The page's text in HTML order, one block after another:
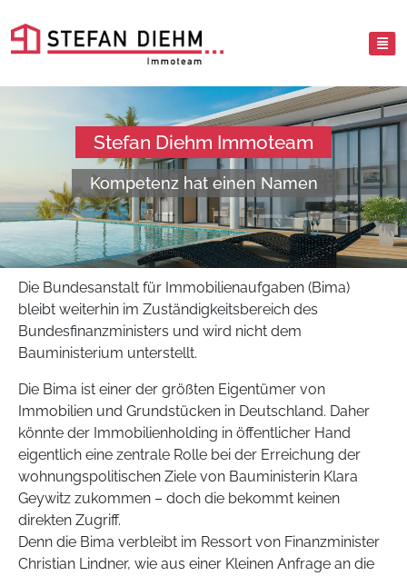
Stefan Diehm Immoteam
Kompetenz hat einen Namen
Die Bundesanstalt für Immobilienaufgaben (Bima)
bleibt weiterhin im Zuständigkeitsbereich des
Bundesfinanzministers und wird nicht dem
Bauministerium unterstellt.
Die Bima ist einer der größten Eigentümer von
Immobilien und Grundstücken in Deutschland. Daher
könnte der Immobilienholding in öffentlicher Hand
eigentlich eine zentrale Rolle bei der Erreichung der
wohnungspolitischen Ziele von Bauministerin Klara
Geywitz zukommen – doch die bekommt keinen
direkten Zugriff.
Denn die Bima verbleibt im Ressort von Finanzminister
Christian Lindner, wie aus einer Kleinen Anfrage an die